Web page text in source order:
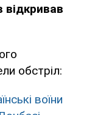
відкривав
обстріл:
воїни